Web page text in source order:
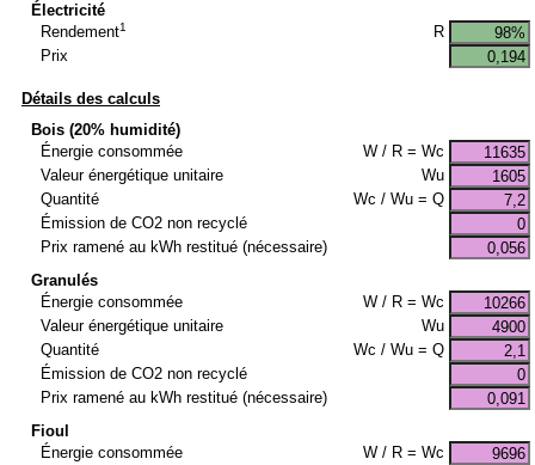
Électricité
Rendement1
R
Prix
Détails des calculs
Bois (20% humidité)
Énergie consommée
W / R = Wc
Valeur énergétique unitaire
Wu
Quantité
Wc / Wu = Q
Émission de CO2 non recyclé
Prix ramené au kWh restitué (nécessaire)
Granulés
Énergie consommée
W / R = Wc
Valeur énergétique unitaire
Wu
Quantité
Wc / Wu = Q
Émission de CO2 non recyclé
Prix ramené au kWh restitué (nécessaire)
Fioul
Énergie consommée
W / R = Wc